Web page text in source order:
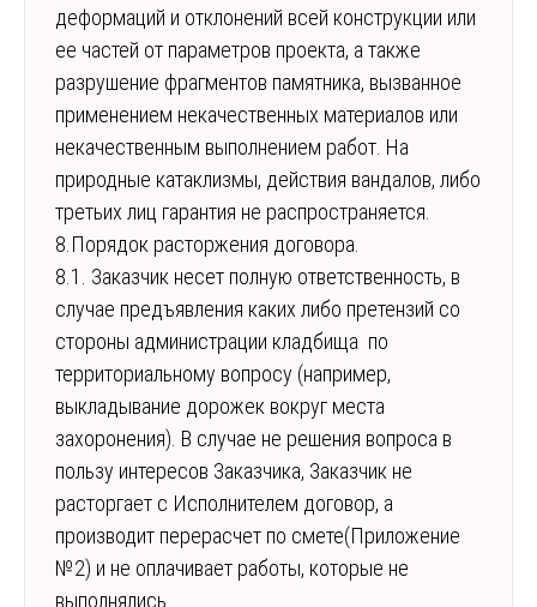
деформаций и отклонений всей конструкции или
ее частей от параметров проекта, а также
разрушение фрагментов памятника, вызванное
применением некачественных материалов или
некачественным выполнением работ. На
природные катаклизмы, действия вандалов, либо
третьих лиц гарантия не распространяется.
8.Порядок расторжения договора.
8.1. Заказчик несет полную ответственность, в
случае предъявления каких либо претензий со
стороны администрации кладбища по
территориальному вопросу (например,
выкладывание дорожек вокруг места
захоронения). В случае не решения вопроса в
пользу интересов Заказчика, Заказчик не
расторгает с Исполнителем договор, а
производит перерасчет по смете(Приложение
№2) и не оплачивает работы, которые не
выполнялись.